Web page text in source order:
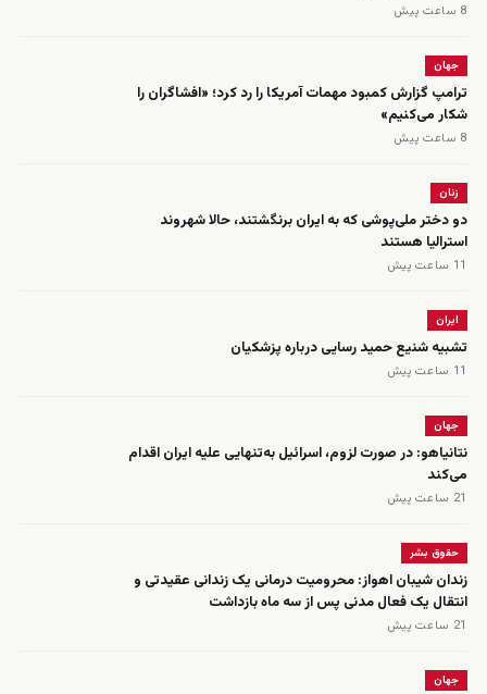
8 ساعت پیش
جهان
ترامپ گزارش کمبود مهمات آمریکا را رد کرد؛ «افشاگران را
شکار می‌کنیم»
8 ساعت پیش
زنان
دو دختر ملی‌پوشی که به ایران برنگشتند، حالا شهروند
استرالیا هستند
11 ساعت پیش
ایران
تشبیه شنیع حمید رسایی درباره پزشکیان
11 ساعت پیش
جهان
نتانیاهو: در صورت لزوم، اسرائیل به‌تنهایی علیه ایران اقدام
می‌کند
21 ساعت پیش
حقوق بشر
زندان شیبان اهواز: محرومیت درمانی یک زندانی عقیدتی و
انتقال یک فعال مدنی پس از سه ماه بازداشت
21 ساعت پیش
جهان